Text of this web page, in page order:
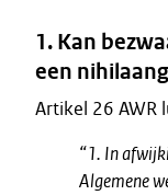
1. Kan
een
Artikel 26 AWR
“1. In
Algemene